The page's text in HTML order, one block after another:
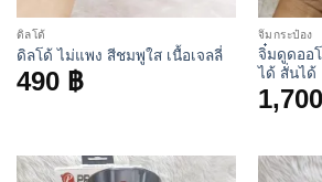
ดิลโด้
ดิลโด้ ไม่แพง สีชมพูใส เนื้อเจลลี่
490 ฿
จิ๋มกระป๋อง
จิ๋มดูดออ
ได้ สั่นได้
1,700